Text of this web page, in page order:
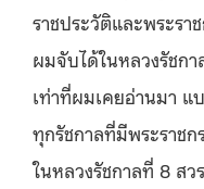
ราชประวัติและพระร
ผมจับได้ในหลวงรัชก
เท่าที่ผมเคยอ่านมา แ
ทุกรัชกาลที่มีพระราช
ในหลวงรัชกาลที่ 8 สว